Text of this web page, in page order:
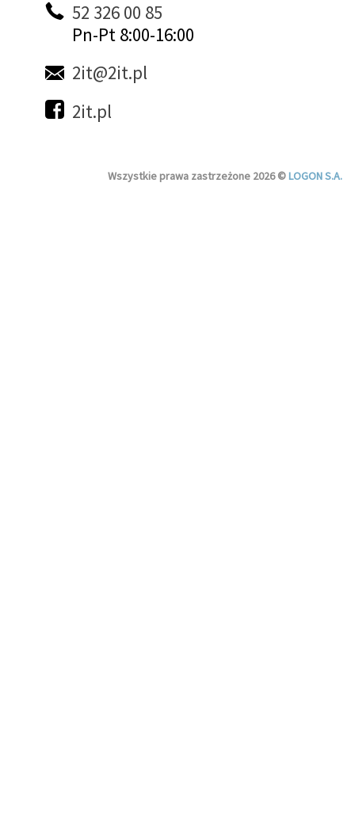
52 326 00 85
Pn-Pt 8:00-16:00
2it@2it.pl
2it.pl
Wszystkie prawa zastrzeżone 2026 ©LOGON S.A.